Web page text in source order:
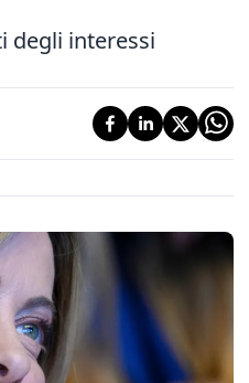
degli interessi